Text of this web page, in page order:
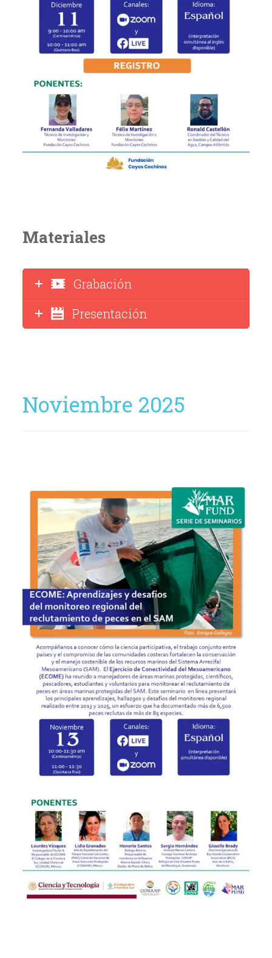
Materiales
Grabación
Presentación
Noviembre 2025